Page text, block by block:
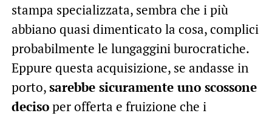
stampa specializzata, sembra che i più
abbiano quasi dimenticato la cosa, complici
probabilmente le lungaggini burocratiche.
Eppure questa acquisizione, se andasse in
porto,sarebbe sicuramente uno scossone
decisoper offerta e fruizione che i